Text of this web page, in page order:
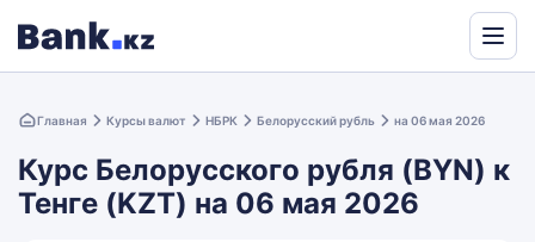
Translate
Главная Курсы валют НБРК Белорусский рубль на 06 мая 2026
Курс Белорусского рубля (BYN) к
Тенге (KZT) на 06 мая 2026